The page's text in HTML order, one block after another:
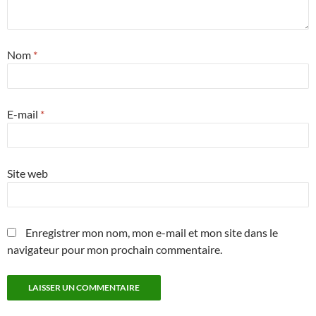
Nom *
E-mail *
Site web
Enregistrer mon nom, mon e-mail et mon site dans le
navigateur pour mon prochain commentaire.